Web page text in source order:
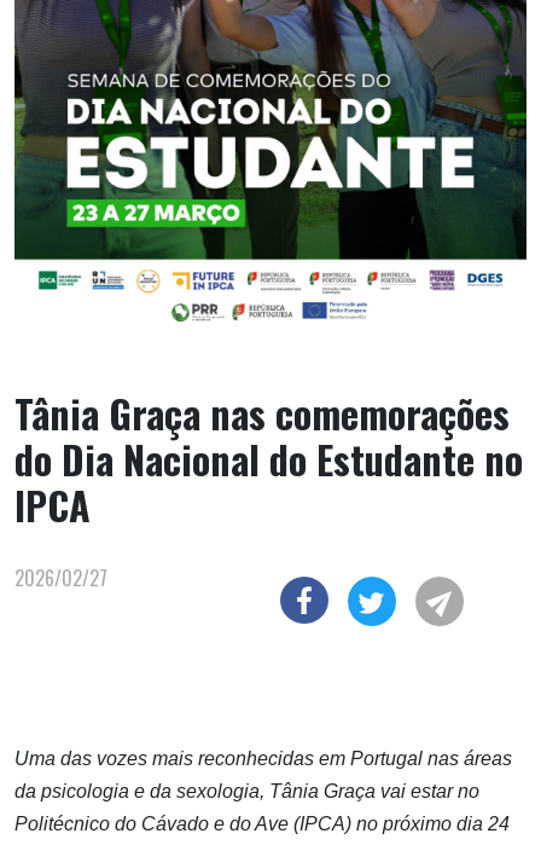
Tânia Graça nas comemorações
do Dia Nacional do Estudante no
IPCA
2026/02/27
Uma das vozes mais reconhecidas em Portugal nas áreas
da psicologia e da sexologia, Tânia Graça vai estar no
Politécnico do Cávado e do Ave (IPCA) no próximo dia 24